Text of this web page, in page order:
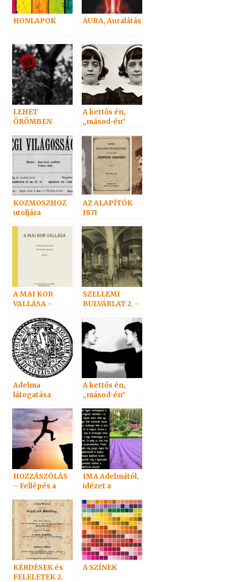
HONLAPOK AURA, Auralátás
LEHET
ÖRÖMBEN
A kettős én,
„másod-én”
KOZMOSZHOZ
utoljára
AZ ALAPÍTÓK
1871
A MAI KOR
VALLÁSA –
KÖNYV
SZELLEMI
BULVÁRLAT 2. –
Adelma
látogatása
Hoffmann
látogatása
Adelmánál…
A kettős én,
„másod-én”
5. befejező rész
HOZZÁSZÓLÁS
– Fellépés a
mellett
IMA Adelmától,
idézet a
Szellemtől 2.
KÉRDÉSEK és
FELELETEK 2.
A SZÍNEK